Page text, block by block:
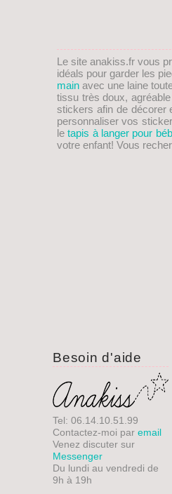
Le site anakiss.fr vous
idéals pour garder les
mainavec une laine
tissu très doux,
stickers afin de décorer
personnaliser vos
letapis à langer pour
votre enfant! Vous
Besoin d'aide
Tel: 06.14.10.51.99
Contactez-moi par email
Venez discuter sur
Messenger
Du lundi au vendredi de
9h à 19h